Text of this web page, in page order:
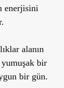
enerjisini
alanın
bir
bir gün.